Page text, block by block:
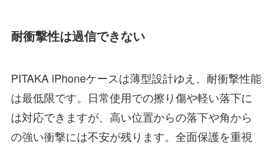
耐衝撃性は過信できない
PITAKA iPhoneケースは薄型設計ゆえ、耐衝撃性能
は最低限です。日常使用での擦り傷や軽い落下に
は対応できますが、高い位置からの落下や角から
の強い衝撃には不安が残ります。全面保護を重視